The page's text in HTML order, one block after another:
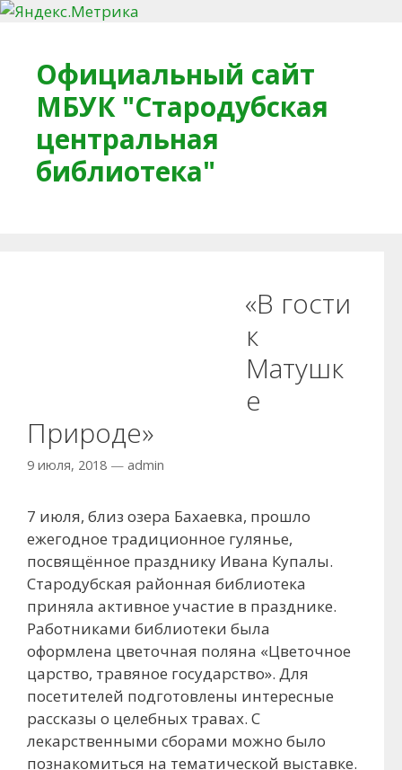
Официальный сайт
МБУК "Стародубская
центральная
библиотека"
«В гости
к
Матушк
е
Природе»
9 июля, 2018 — admin
7 июля, близ озера Бахаевка, прошло
ежегодное традиционное гулянье,
посвящённое празднику Ивана Купалы.
Стародубская районная библиотека
приняла активное участие в празднике.
Работниками библиотеки была
оформлена цветочная поляна «Цветочное
царство, травяное государство». Для
посетителей подготовлены интересные
рассказы о целебных травах. С
лекарственными сборами можно было
познакомиться на тематической выставке.